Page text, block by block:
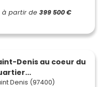
à partir de 399 500 €
Denis au coeur du
Denis (97400)